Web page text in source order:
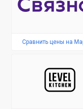
Сравнить цены на